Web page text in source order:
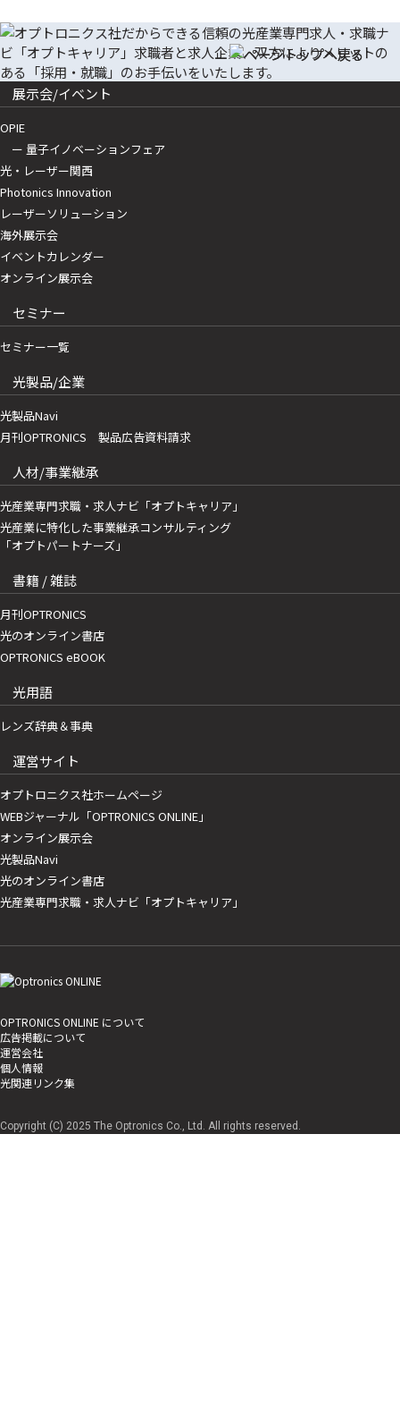
展示会/イベント
OPIE
ー 量子イノベーションフェア
光・レーザー関西
Photonics Innovation
レーザーソリューション
海外展示会
イベントカレンダー
オンライン展示会
セミナー
セミナー一覧
光製品/企業
光製品Navi
月刊OPTRONICS 製品広告資料請求
人材/事業継承
光産業専門求職・求人ナビ「オプトキャリア」
光産業に特化した事業継承コンサルティング
「オプトパートナーズ」
書籍 / 雑誌
月刊OPTRONICS
光のオンライン書店
OPTRONICS eBOOK
光用語
レンズ辞典＆事典
運営サイト
オプトロニクス社ホームページ
WEBジャーナル「OPTRONICS ONLINE」
オンライン展示会
光製品Navi
光のオンライン書店
光産業専門求職・求人ナビ「オプトキャリア」
OPTRONICS ONLINE について
広告掲載について
運営会社
個人情報
光関連リンク集
Copyright (C) 2025 The Optronics Co., Ltd. All rights reserved.